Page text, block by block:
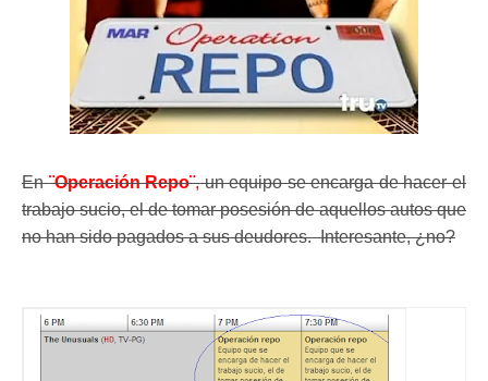
En¨Operación Repo¨,un equipo se encarga de hacer el
trabajo sucio, el de tomar posesión de aquellos autos que
no han sido pagados a sus deudores. Interesante, ¿no?